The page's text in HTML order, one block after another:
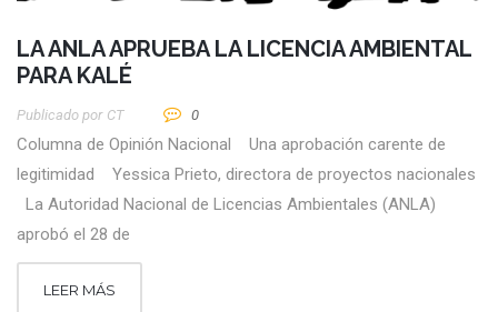
LA ANLA APRUEBA LA LICENCIA AMBIENTAL
PARA KALÉ
Publicado por CT 0
Columna de Opinión Nacional Una aprobación carente de
legitimidad Yessica Prieto, directora de proyectos nacionales
La Autoridad Nacional de Licencias Ambientales (ANLA)
aprobó el 28 de
LEER MÁS